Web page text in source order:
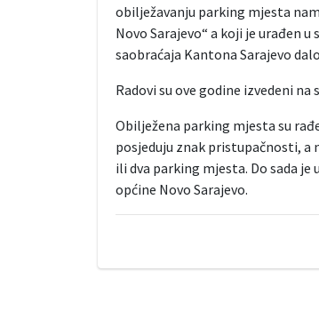
obilježavanju parking mjesta
Novo Sarajevo“ a koji je urađen
saobraćaja Kantona Sarajevo
Radovi su ove godine izvedeni
Obilježena parking mjesta su
posjeduju znak pristupačnosti, a
ili dva parking mjesta. Do sada
općine Novo Sarajevo.